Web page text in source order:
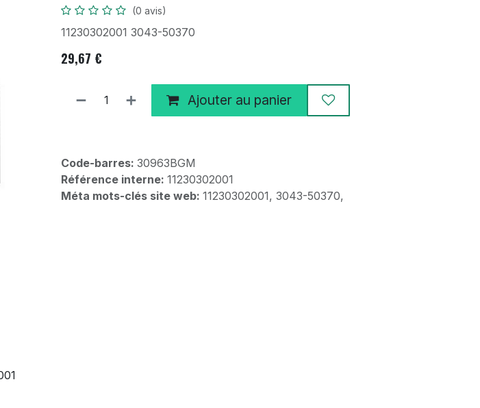
(0 avis)
11230302001 3043-50370
29,67 €
Ajouter au panier
Code-barres: 30963BGM
Référence interne: 11230302001
Méta mots-clés site web: 11230302001, 3043-50370,